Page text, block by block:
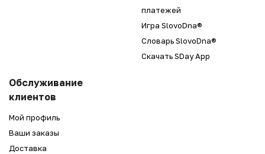
платежей
Игра SlovoDna®
Словарь SlovoDna®
Скачать SDay App
Обслуживание
клиентов
Мой профиль
Ваши заказы
Доставка